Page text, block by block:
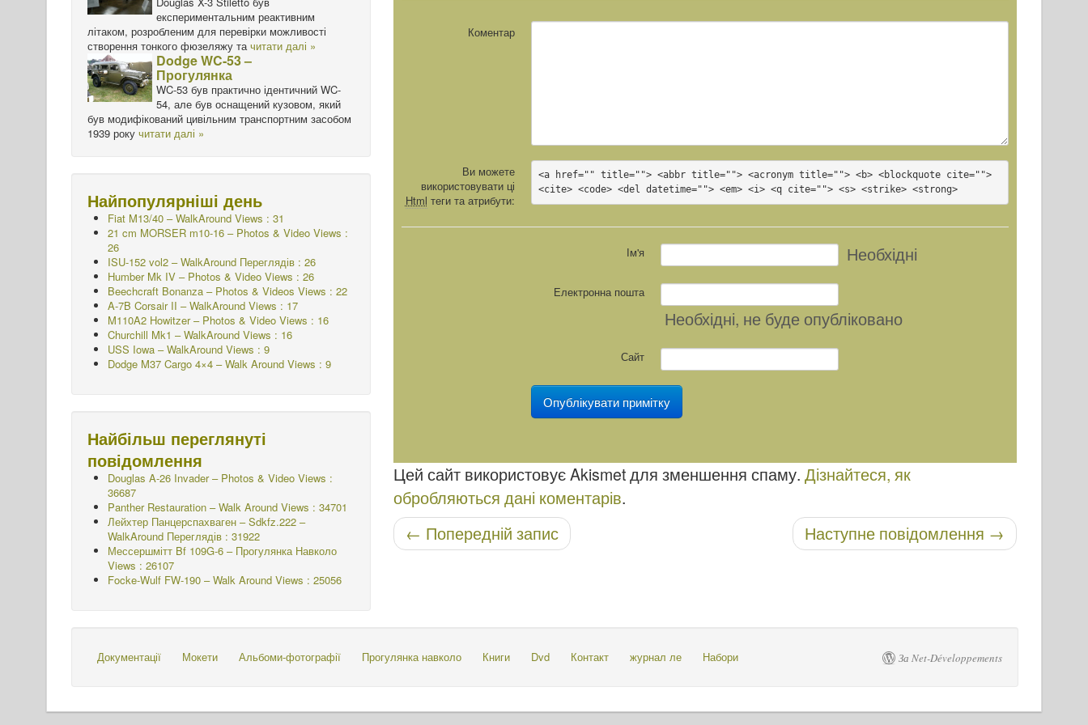
Коментар
Ви можете
використовувати ці
Html теги та атрибути:
<a href="" title=""> <abbr title=""> <acronym title=""> <b> <blockquote cite="">
<cite> <code> <del datetime=""> <em> <i> <q cite=""> <s> <strike> <strong>
Ім'я Необхідні
Електронна пошта
Необхідні, не буде опубліковано
Сайт
Цей сайт використовує Akismet для зменшення спаму. Дізнайтеся, як
обробляються дані коментарів.
Навігація по посту Наступне повідомлення →
← Попередній запис
експериментальним реактивним
літаком, розробленим для перевірки можливості
створення тонкого фюзеляжу тачитати далі »
Dodge WC-53 –
Прогулянка
WC-53 був практично ідентичний WC-
54, але був оснащений кузовом, який
був модифікований цивільним транспортним засобом
1939 року читати далі »
Найпопулярніші день
Fiat M13/40 – WalkAround Views : 31
21 cm MORSER m10-16 – Photos & Video Views :
26
ISU-152 vol2 – WalkAround Переглядів : 26
Humber Mk IV – Photos & Video Views : 26
Beechcraft Bonanza – Photos & Videos Views : 22
A-7B Corsair II – WalkAround Views : 17
M110A2 Howitzer – Photos & Video Views : 16
Churchill Mk1 – WalkAround Views : 16
USS Iowa – WalkAround Views : 9
Dodge M37 Cargo 4×4 – Walk Around Views : 9
Найбільш переглянуті
повідомлення
Douglas A-26 Invader – Photos & Video Views :
36687
Panther Restauration – Walk Around Views : 34701
Лейхтер Панцерспахваген – Sdkfz.222 –
WalkAround Переглядів : 31922
Мессершмітт Bf 109G-6 – Прогулянка Навколо
Views : 26107
Focke-Wulf FW-190 – Walk Around Views : 25056
Документації Мокети Альбоми-фотографії Прогулянка навколо Книги Dvd Контакт журнал ле Набори За Net-Développements